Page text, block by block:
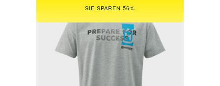
SIE SPAREN 56%